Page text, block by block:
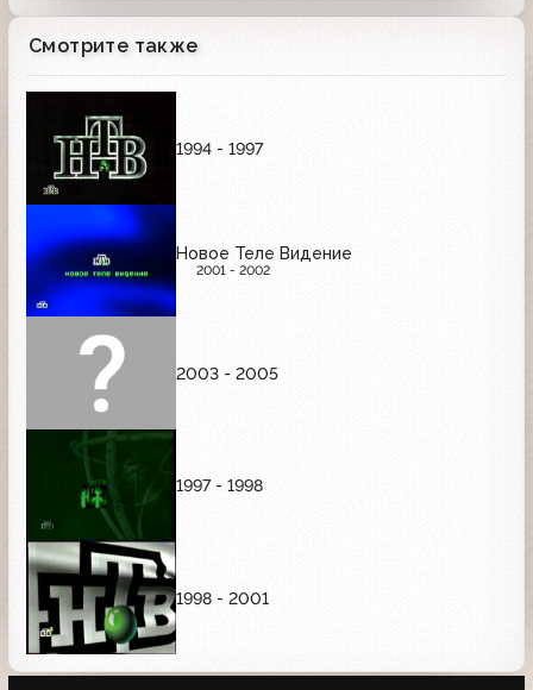
Смотрите также
1994 - 1997
Новое Теле Видение
2001 - 2002
2003 - 2005
1997 - 1998
1998 - 2001